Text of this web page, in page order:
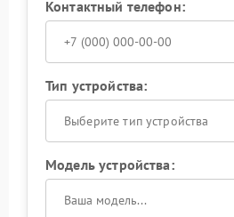
Контактный телефон:
Тип устройства:
Выберите тип устройства
Модель устройства: